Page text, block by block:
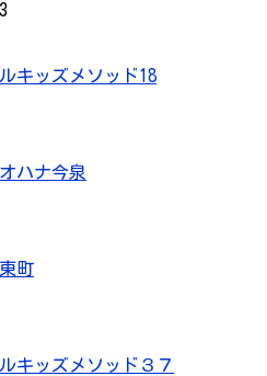
キッズメソッド18
ハナ今泉
町
キッズメソッド３７